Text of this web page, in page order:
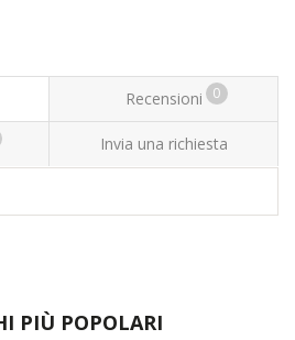
Recensioni 0
Invia una richiesta
PIÙ POPOLARI